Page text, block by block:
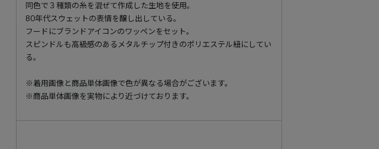
同色で３種類の糸を混ぜて作成した生地を使用。
80年代スウェットの表情を醸し出している。
フードにブランドアイコンのワッペンをセット。
スピンドルも高級感のあるメタルチップ付きのポリエステル紐にしてい
る。
※着用画像と商品単体画像で色が異なる場合がございます。
※商品単体画像を実物により近づけております。